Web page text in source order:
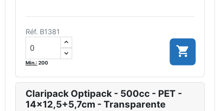
Réf. B1381
Min.:200

Claripack Optipack - 500cc - PET -
14x12,5+5,7cm - Transparente